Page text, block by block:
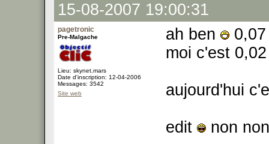
15-08-2007 19:00:31
pagetronic
Pre-Malgache
Lieu: skynet.mars
Date d'inscription: 12-04-2006
Messages: 3542
Site web
ah ben
moi c'est
aujourd'hui
edit
non